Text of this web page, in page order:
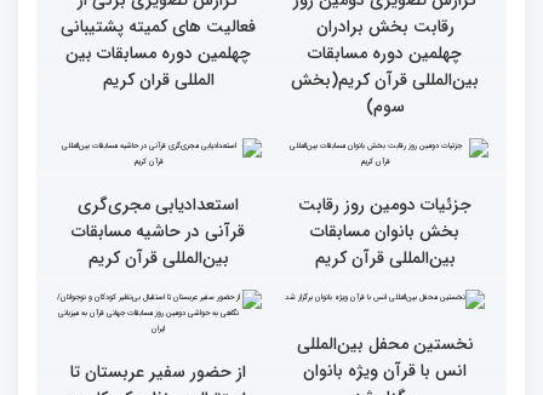
قاری آفریقایی: مسابقات
کشورهای زیادی رفته‌ام اما
حضور در ایران آرزویم بود
گزارش تصویری دومین روز
رقابت بخش برادران
بین‌المللی قرآن کریم(بخش
چهارم)
گزارش تصویری دومین روز
رقابت بخش برادران
بین‌المللی قرآن کریم(بخش
سوم)
گزارش تصویری برگی از
فعالیت های کمیته پشتیبانی
چهلمین دوره مسابقات بین